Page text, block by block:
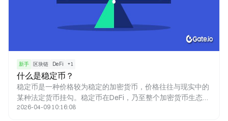
新手 区块链 DeFi +1
什么是稳定币？
稳定币是一种价格较为稳定的加密货币，价格往往与现实中的
某种法定货币挂勾。稳定币在DeFi，乃至整个加密货币生态中
都具有重要地位。
2026-04-09 10:16:08